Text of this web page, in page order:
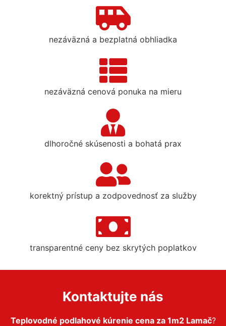
nezáväzná a bezplatná obhliadka
nezáväzná cenová ponuka na mieru
dlhoročné skúsenosti a bohatá prax
korektný prístup a zodpovednosť za služby
transparentné ceny bez skrytých poplatkov
Kontaktujte nás
Teplovodné podlahové kúrenie cena za 1m2 Lamač?